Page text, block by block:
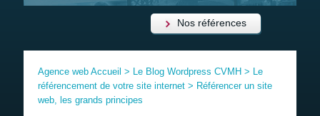
Formation
Nos références
Agence web Accueil > Le Blog Wordpress CVMH > Le
référencement de votre site internet > Référencer un site
web, les grands principes